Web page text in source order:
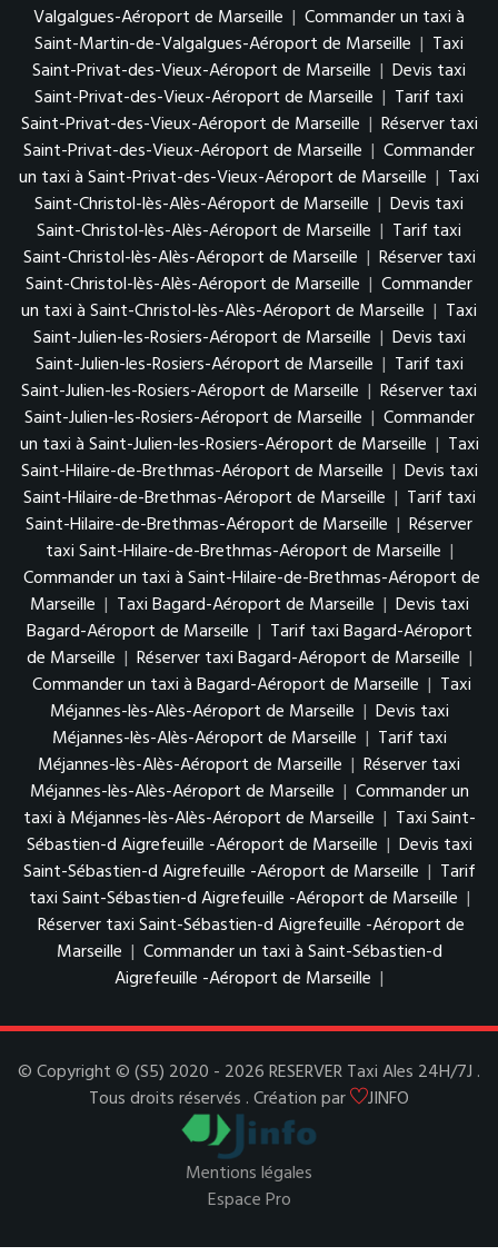
Valgalgues-Aéroport de Marseille | Commander un taxi à
Saint-Martin-de-Valgalgues-Aéroport de Marseille | Taxi
Saint-Privat-des-Vieux-Aéroport de Marseille | Devis taxi
Saint-Privat-des-Vieux-Aéroport de Marseille | Tarif taxi
Saint-Privat-des-Vieux-Aéroport de Marseille | Réserver taxi
Saint-Privat-des-Vieux-Aéroport de Marseille | Commander
un taxi à Saint-Privat-des-Vieux-Aéroport de Marseille | Taxi
Saint-Christol-lès-Alès-Aéroport de Marseille | Devis taxi
Saint-Christol-lès-Alès-Aéroport de Marseille | Tarif taxi
Saint-Christol-lès-Alès-Aéroport de Marseille | Réserver taxi
Saint-Christol-lès-Alès-Aéroport de Marseille | Commander
un taxi à Saint-Christol-lès-Alès-Aéroport de Marseille | Taxi
Saint-Julien-les-Rosiers-Aéroport de Marseille | Devis taxi
Saint-Julien-les-Rosiers-Aéroport de Marseille | Tarif taxi
Saint-Julien-les-Rosiers-Aéroport de Marseille | Réserver taxi
Saint-Julien-les-Rosiers-Aéroport de Marseille | Commander
un taxi à Saint-Julien-les-Rosiers-Aéroport de Marseille | Taxi
Saint-Hilaire-de-Brethmas-Aéroport de Marseille | Devis taxi
Saint-Hilaire-de-Brethmas-Aéroport de Marseille | Tarif taxi
Saint-Hilaire-de-Brethmas-Aéroport de Marseille | Réserver
taxi Saint-Hilaire-de-Brethmas-Aéroport de Marseille |
Commander un taxi à Saint-Hilaire-de-Brethmas-Aéroport de
Marseille | Taxi Bagard-Aéroport de Marseille | Devis taxi
Bagard-Aéroport de Marseille | Tarif taxi Bagard-Aéroport
de Marseille | Réserver taxi Bagard-Aéroport de Marseille |
Commander un taxi à Bagard-Aéroport de Marseille | Taxi
Méjannes-lès-Alès-Aéroport de Marseille | Devis taxi
Méjannes-lès-Alès-Aéroport de Marseille | Tarif taxi
Méjannes-lès-Alès-Aéroport de Marseille | Réserver taxi
Méjannes-lès-Alès-Aéroport de Marseille | Commander un
taxi à Méjannes-lès-Alès-Aéroport de Marseille | Taxi Saint-
Sébastien-d Aigrefeuille -Aéroport de Marseille | Devis taxi
Saint-Sébastien-d Aigrefeuille -Aéroport de Marseille | Tarif
taxi Saint-Sébastien-d Aigrefeuille -Aéroport de Marseille |
Réserver taxi Saint-Sébastien-d Aigrefeuille -Aéroport de
Marseille | Commander un taxi à Saint-Sébastien-d
Aigrefeuille -Aéroport de Marseille |
© Copyright © (S5) 2020 - 2026 RESERVER Taxi Ales 24H/7J .
Tous droits réservés . Création par
JINFO
Mentions légales
Espace Pro